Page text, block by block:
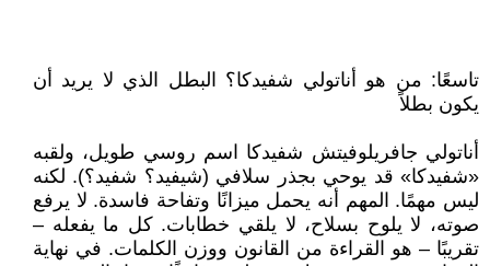
تاسعًا: من هو أناتولي شفيدكا؟ البطل الذي لا يريد أن
يكون بطلاً
أناتولي جافريلوفيتش شفيدكا اسم روسي طويل، ولقبه
«شفيدكا» قد يوحي بجذر سلافي (شيفيد؟ شفيد؟). لكنه
ليس مهمًا. المهم أنه يحمل ميزانًا وتفاحة فاسدة. لا يرفع
صوته، لا يلوح بسلاح، لا يلقي خطابات. كل ما يفعله –
تقريبًا – هو القراءة من القانون ووزن الكلمات. في نهاية